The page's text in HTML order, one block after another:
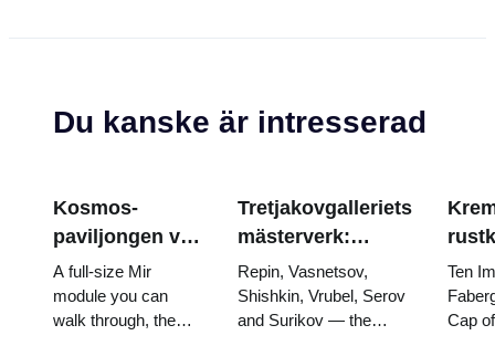
Du kanske är intresserad
Kosmos-
paviljongen vid
VDNKh: Inuti
Rysslands
största
A full-size Mir
module you can
walk through, the
Tretjakovgalleriets
mästerverk:
målningarna som
är värda att
planera kring
Repin, Vasnetsov,
Shishkin, Vrubel, Serov
and Surikov — the
Ten
Cap